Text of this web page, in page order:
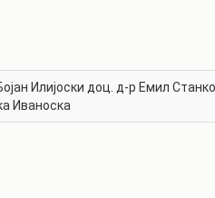
Илијоски доц. д-р Емил
Иваноска